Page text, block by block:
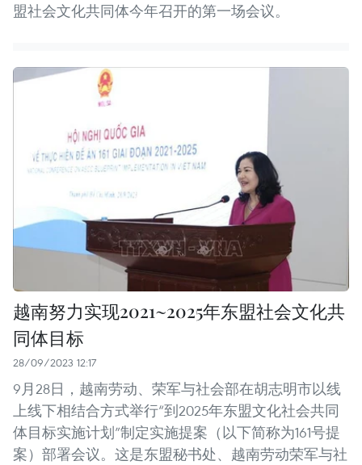
盟社会文化共同体今年召开的第一场会议。
越南努力实现2021~2025年东盟社会文化共
同体目标
28/09/2023 12:17
9月28日，越南劳动、荣军与社会部在胡志明市以线
上线下相结合方式举行“到2025年东盟文化社会共同
体目标实施计划”制定实施提案（以下简称为161号提
案）部署会议。这是东盟秘书处、越南劳动荣军与社